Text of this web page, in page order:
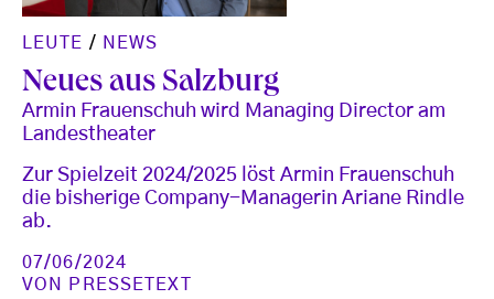
LEUTE / NEWS
Neues aus Salzburg
Armin Frauenschuh wird Managing Director am
Landestheater
Zur Spielzeit 2024/2025 löst Armin Frauenschuh
die bisherige Company-Managerin Ariane Rindle
ab.
07/06/2024
VON
PRESSETEXT